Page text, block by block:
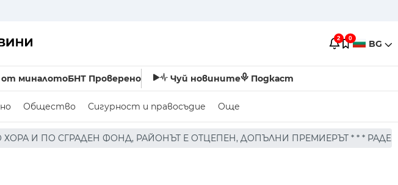
2 0 BG
от миналотоБНТ Проверено Чуй новините Подкаст
Общество Сигурност и правосъдие Още
РАЙОНЪТ Е ОТЦЕПЕН, ДОПЪЛНИ ПРЕМИЕРЪТ * * * РАДЕВ КАЗА ОЩЕ, ЧЕ